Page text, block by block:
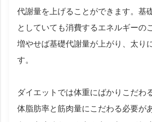
代謝量を上げることができます。基
としていても消費するエネルギーの
増やせば基礎代謝量が上がり、太り
す。
ダイエットでは体重にばかりこだわ
体脂肪率と筋肉量にこだわる必要が